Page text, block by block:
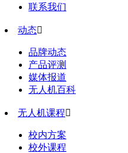
联系我们
动态
品牌动态
产品评测
媒体报道
无人机百科
无人机课程
校内方案
校外课程